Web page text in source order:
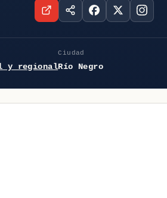
y regional
Ciudad
Río Negro